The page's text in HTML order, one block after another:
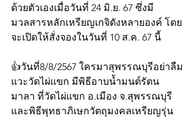
ด้วยตัวเองเมื่อวันที่ 24 มิ.ย. 67 ซึ่งมี
มวลสารหลักเหรียญเกจิดังหลายองค์ โดย
จะเปิดให้สั่งจองในวันที่ 10 ส.ค. 67 นี้
👍วันที่8/8/2567 ใครมาสุพรรณบุรีอย่าลืม
แวะวัดไผ่แขก มีพิธีอาบน้ำมนต์รัตน
มาลา ที่วัดไผ่แขก อ.เมือง จ.สุพรรณบุรี
และพิธีพุทธาภิเษกวัตถุมงคลเหรียญรุ่น